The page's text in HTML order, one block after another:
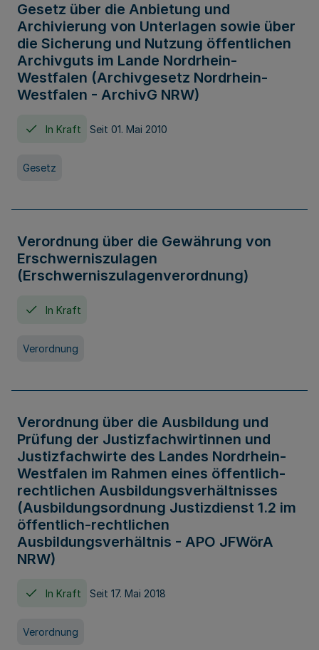
Gesetz über die Anbietung und
Archivierung von Unterlagen sowie über
die Sicherung und Nutzung öffentlichen
Archivguts im Lande Nordrhein-
Westfalen (Archivgesetz Nordrhein-
Westfalen - ArchivG NRW)
In Kraft Seit 01. Mai 2010
Gesetz
Verordnung über die Gewährung von
Erschwerniszulagen
(Erschwerniszulagenverordnung)
In Kraft
Verordnung
Verordnung über die Ausbildung und
Prüfung der Justizfachwirtinnen und
Justizfachwirte des Landes Nordrhein-
Westfalen im Rahmen eines öffentlich-
rechtlichen Ausbildungsverhältnisses
(Ausbildungsordnung Justizdienst 1.2 im
öffentlich-rechtlichen
Ausbildungsverhältnis - APO JFWörA
NRW)
In Kraft Seit 17. Mai 2018
Verordnung